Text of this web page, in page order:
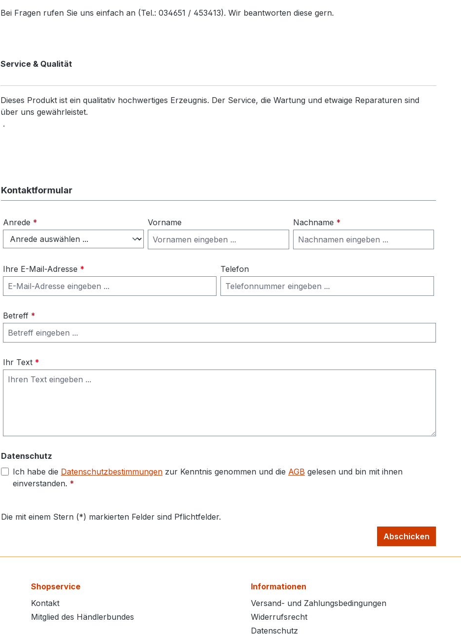
Bei Fragen rufen Sie uns einfach an (Tel.: 034651 / 453413). Wir beantworten diese gern.
Service & Qualität
Dieses Produkt ist ein qualitativ hochwertiges Erzeugnis. Der Service, die Wartung und etwaige Reparaturen sind
über uns gewährleistet.
.
Kontaktformular
Anrede * Vorname Nachname *
Ihre E-Mail-Adresse * Telefon
Betreff *
Ihr Text *
Datenschutz
Ich habe die Datenschutzbestimmungen zur Kenntnis genommen und die AGB gelesen und bin mit ihnen
einverstanden. *
Die mit einem Stern (*) markierten Felder sind Pflichtfelder.
Abschicken
Shopservice
Kontakt
Mitglied des Händlerbundes
Informationen
Versand- und Zahlungsbedingungen
Widerrufsrecht
Datenschutz